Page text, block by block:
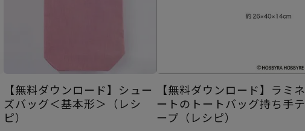
【無料ダウンロード】シュー
ズバッグ＜基本形＞（レシ
ピ）
【無料ダウンロード】ラミネ
ートのトートバッグ持ち手テ
ープ（レシピ）